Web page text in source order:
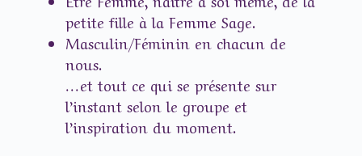
petite fille à la Femme Sage.
Masculin/Féminin en chacun de
nous.
…et tout ce qui se présente sur
l’instant selon le groupe et
l’inspiration du moment.